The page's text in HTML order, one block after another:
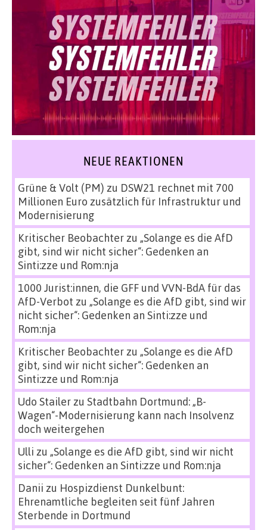
NEUE REAKTIONEN
Grüne & Volt (PM) zu DSW21 rechnet mit 700
Millionen Euro zusätzlich für Infrastruktur und
Modernisierung
Kritischer Beobachterzu „Solange es die AfD
gibt, sind wir nicht sicher“: Gedenken an
Sinti:zze und Rom:nja
1000 Jurist:innen, die GFF und VVN-BdA für das
AfD-Verbot zu „Solange es die AfD gibt, sind wir
nicht sicher“: Gedenken an Sinti:zze und
Rom:nja
Kritischer Beobachterzu „Solange es die AfD
gibt, sind wir nicht sicher“: Gedenken an
Sinti:zze und Rom:nja
Udo Stailerzu Stadtbahn Dortmund: „B-
Wagen“-Modernisierung kann nach Insolvenz
doch weitergehen
Ulli zu „Solange es die AfD gibt, sind wir nicht
sicher“: Gedenken an Sinti:zze und Rom:nja
Danii zu Hospizdienst Dunkelbunt:
Ehrenamtliche begleiten seit fünf Jahren
Sterbende in Dortmund